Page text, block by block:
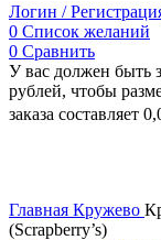
Логин /
0 Список желаний
0 Сравнить
У вас должен быть
рублей, чтобы
заказа составляет
Главная Кружево
(Scrapberry’s)